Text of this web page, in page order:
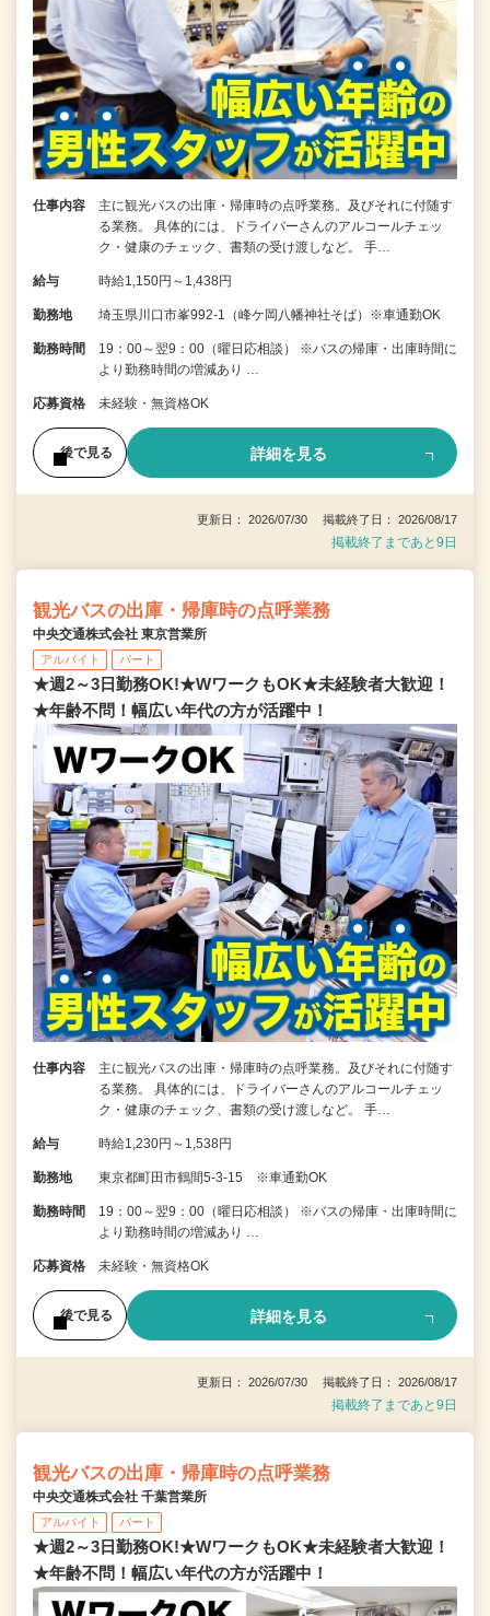
仕事内容
主に観光バスの出庫・帰庫時の点呼業務。及びそれに付随す
る業務。 具体的には、ドライバーさんのアルコールチェッ
ク・健康のチェック、書類の受け渡しなど。 手…
給与 時給1,150円～1,438円
勤務地 埼玉県川口市峯992-1（峰ケ岡八幡神社そば）※車通勤OK
勤務時間
19：00～翌9：00（曜日応相談） ※バスの帰庫・出庫時間に
より勤務時間の増減あり …
応募資格 未経験・無資格OK
後で見る 詳細を見る
更新日： 2026/07/30 掲載終了日： 2026/08/17
掲載終了まであと9日
観光バスの出庫・帰庫時の点呼業務
中央交通株式会社 東京営業所
アルバイト パート
★週2～3日勤務OK!★WワークもOK★未経験者大歓迎！
★年齢不問！幅広い年代の方が活躍中！
仕事内容
主に観光バスの出庫・帰庫時の点呼業務。及びそれに付随す
る業務。 具体的には、ドライバーさんのアルコールチェッ
ク・健康のチェック、書類の受け渡しなど。 手…
給与 時給1,230円～1,538円
勤務地 東京都町田市鶴間5-3-15 ※車通勤OK
勤務時間
19：00～翌9：00（曜日応相談） ※バスの帰庫・出庫時間に
より勤務時間の増減あり …
応募資格 未経験・無資格OK
後で見る 詳細を見る
更新日： 2026/07/30 掲載終了日： 2026/08/17
掲載終了まであと9日
観光バスの出庫・帰庫時の点呼業務
中央交通株式会社 千葉営業所
アルバイト パート
★週2～3日勤務OK!★WワークもOK★未経験者大歓迎！
★年齢不問！幅広い年代の方が活躍中！